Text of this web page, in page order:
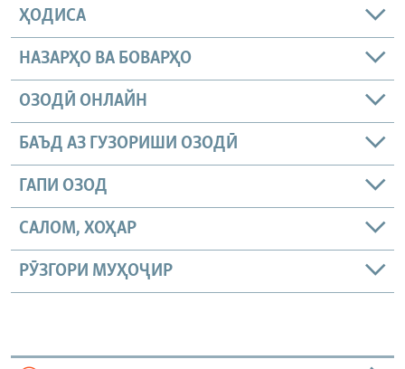
ҲОДИСА
НАЗАРҲО ВА БОВАРҲО
ОЗОДӢ ОНЛАЙН
БАЪД АЗ ГУЗОРИШИ ОЗОДӢ
ГАПИ ОЗОД
САЛОМ, ХОҲАР
РӮЗГОРИ МУҲОҶИР